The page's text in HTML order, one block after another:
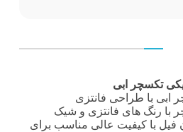
تکسچر ابی
ابی با طراحی فانتزی
با رنگ های فانتزی و شیک
فیل با کیفیت عالی مناسب برای